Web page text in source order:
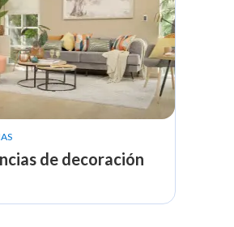
de decoración